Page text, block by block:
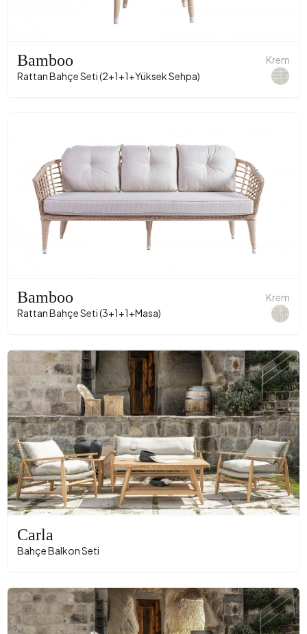
Bamboo
Rattan Bahçe Seti (2+1+1+Yüksek Sehpa)
Krem
Bamboo
Rattan Bahçe Seti (3+1+1+Masa)
Krem
Carla
Bahçe Balkon Seti